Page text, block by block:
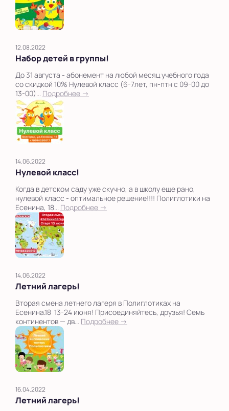
12.08.2022
Набор детей в группы!
До 31 августа - абонемент на любой месяц учебного года
со скидкой 10% Нулевой класс (6-7лет, пн-птн с 09-00 до
13-00)... Подробнее →
14.06.2022
Нулевой класс!
Когда в детском саду уже скучно, а в школу еще рано,
нулевой класс - оптимальное решение!!!! Полиглотики на
Есенина, 18... Подробнее →
14.06.2022
Летний лагерь!
Вторая смена летнего лагеря в Полиглотиках на
Есенина.18 13-24 июня! Присоединяйтесь, друзья! Семь
континентов — дв... Подробнее →
16.04.2022
Летний лагерь!